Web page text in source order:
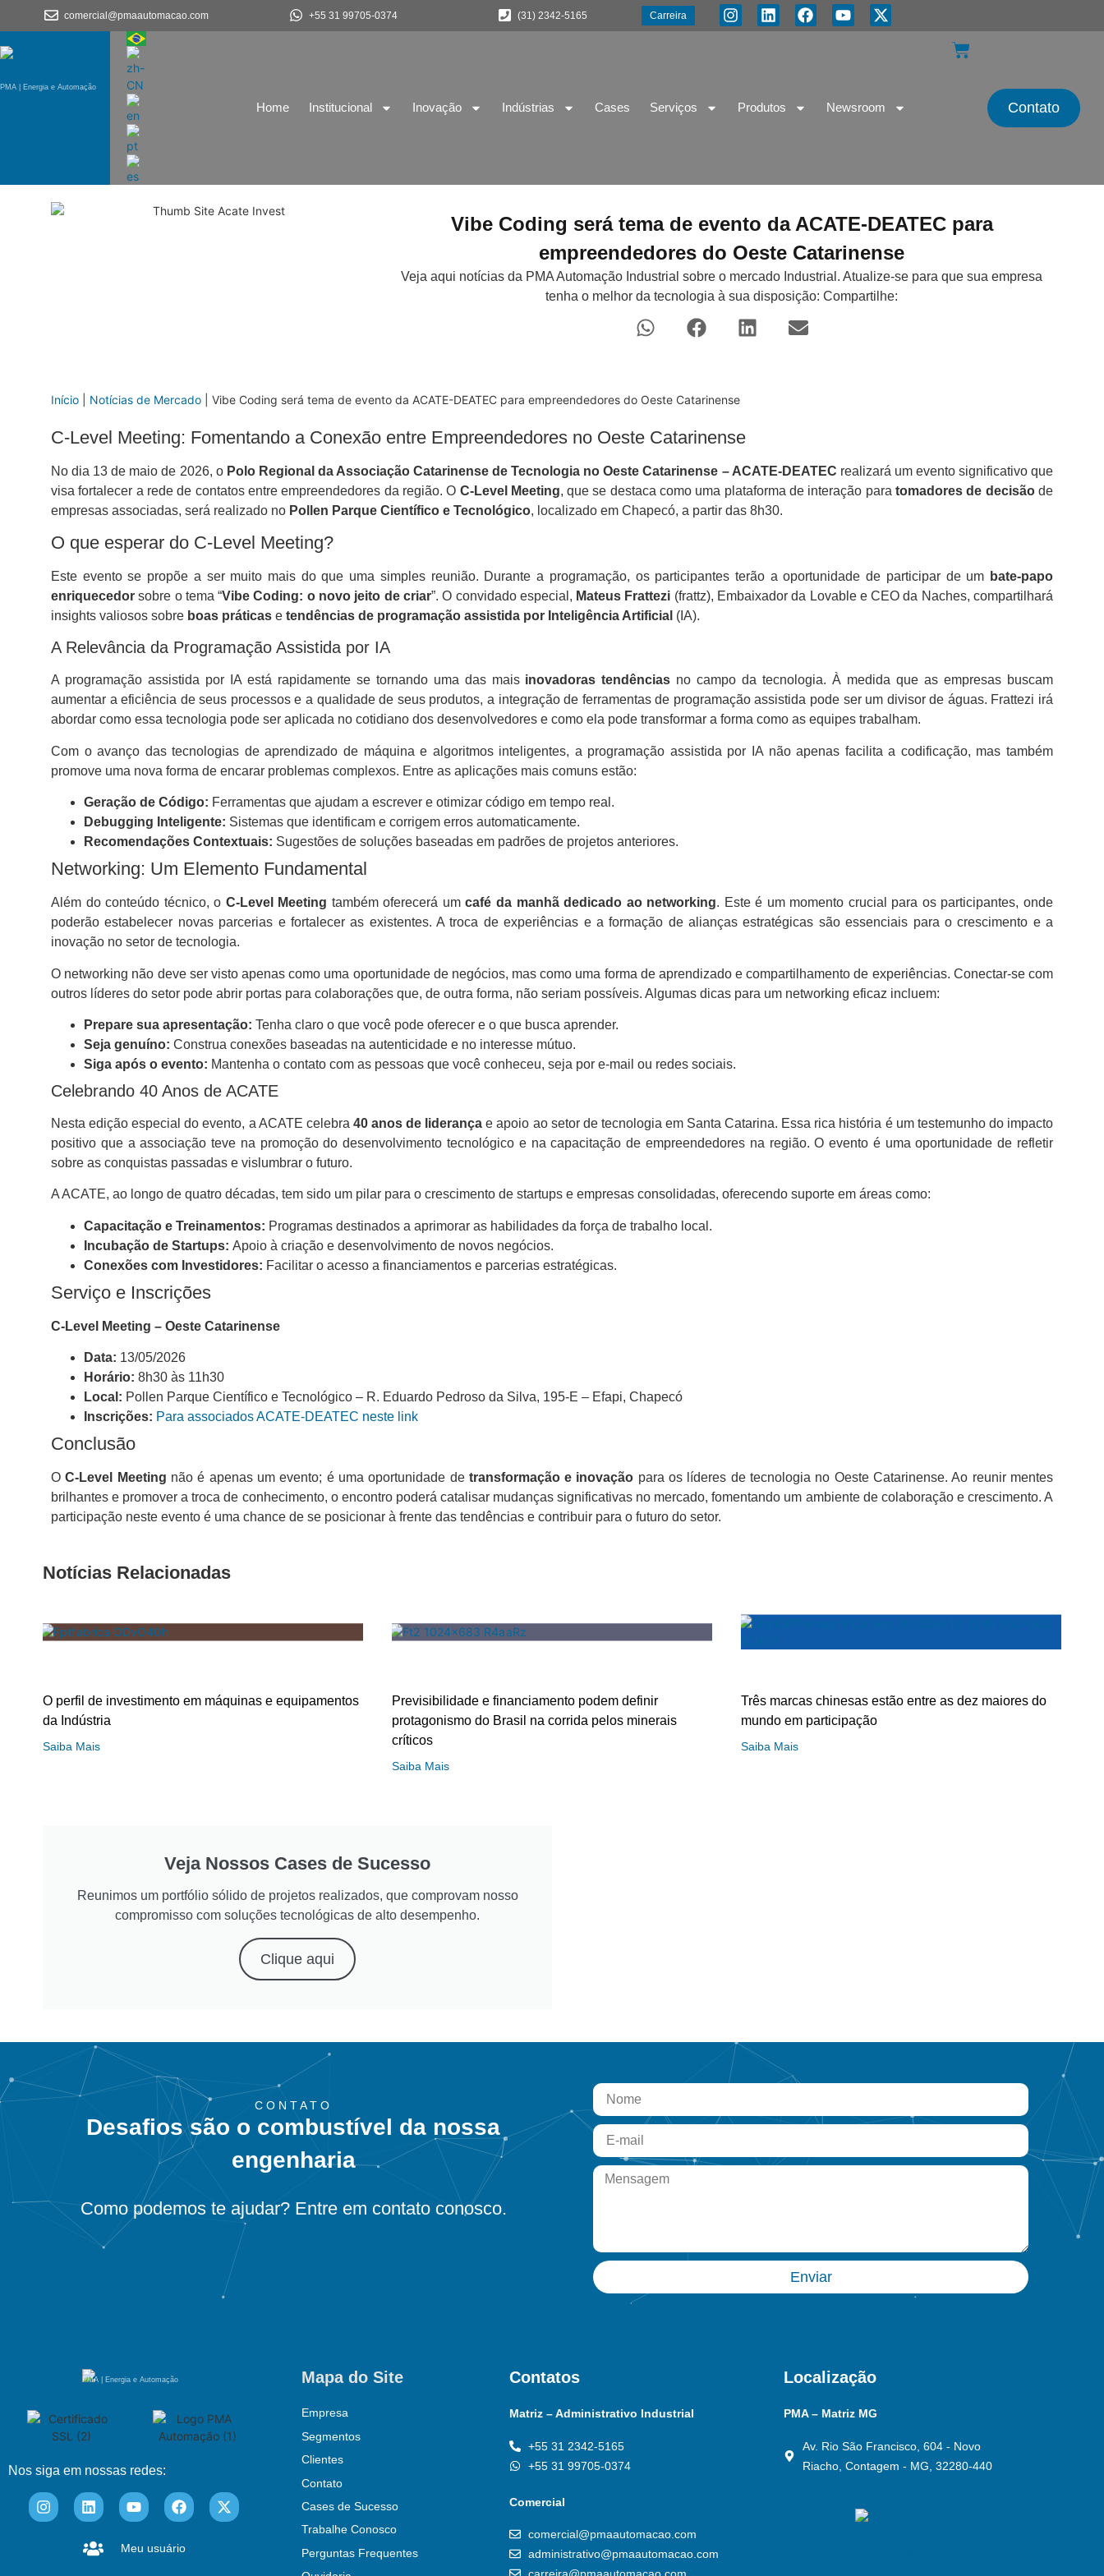
comercial@pmaautomacao.com +55 31 99705-0374 (31) 2342-5165 Carreira
PMA | Energia e Automação
Home Institucional Inovação Indústrias Cases Serviços Produtos Newsroom Contato
Vibe Coding será tema de evento da ACATE-DEATEC para
empreendedores do Oeste Catarinense
Veja aqui notícias da PMA Automação Industrial sobre o mercado Industrial. Atualize-se para que sua empresa
tenha o melhor da tecnologia à sua disposição: Compartilhe:
Início Notícias de Mercado Vibe Coding será tema de evento da ACATE-DEATEC para empreendedores do Oeste Catarinense
C-Level Meeting: Fomentando a Conexão entre Empreendedores no Oeste Catarinense
No dia 13 de maio de 2026, o Polo Regional da Associação Catarinense de Tecnologia no Oeste Catarinense – ACATE-DEATEC realizará um evento significativo que
visa fortalecer a rede de contatos entre empreendedores da região. O C-Level Meeting, que se destaca como uma plataforma de interação paratomadores de decisãode
empresas associadas, será realizado no Pollen Parque Científico e Tecnológico, localizado em Chapecó, a partir das 8h30.
O que esperar do C-Level Meeting?
Este evento se propõe a ser muito mais do que uma simples reunião. Durante a programação, os participantes terão a oportunidade de participar de um bate-papo
enriquecedor sobre o tema “Vibe Coding: o novo jeito de criar”. O convidado especial, Mateus Frattezi (frattz), Embaixador da Lovable e CEO da Naches, compartilhará
insights valiosos sobre boas práticas e tendências de programação assistida por Inteligência Artificial (IA).
A Relevância da Programação Assistida por IA
A programação assistida por IA está rapidamente se tornando uma das mais inovadoras tendências no campo da tecnologia. À medida que as empresas buscam
aumentar a eficiência de seus processos e a qualidade de seus produtos, a integração de ferramentas de programação assistida pode ser um divisor de águas. Frattezi irá
abordar como essa tecnologia pode ser aplicada no cotidiano dos desenvolvedores e como ela pode transformar a forma como as equipes trabalham.
Com o avanço das tecnologias de aprendizado de máquina e algoritmos inteligentes, a programação assistida por IA não apenas facilita a codificação, mas também
promove uma nova forma de encarar problemas complexos. Entre as aplicações mais comuns estão:
Geração de Código: Ferramentas que ajudam a escrever e otimizar código em tempo real.
Debugging Inteligente: Sistemas que identificam e corrigem erros automaticamente.
Recomendações Contextuais: Sugestões de soluções baseadas em padrões de projetos anteriores.
Networking: Um Elemento Fundamental
Além do conteúdo técnico, o C-Level Meeting também oferecerá umcafé da manhã dedicado ao networking. Este é um momento crucial para os participantes, onde
poderão estabelecer novas parcerias e fortalecer as existentes. A troca de experiências e a formação de alianças estratégicas são essenciais para o crescimento e a
inovação no setor de tecnologia.
O networking não deve ser visto apenas como uma oportunidade de negócios, mas como uma forma de aprendizado e compartilhamento de experiências. Conectar-se com
outros líderes do setor pode abrir portas para colaborações que, de outra forma, não seriam possíveis. Algumas dicas para um networking eficaz incluem:
Prepare sua apresentação: Tenha claro o que você pode oferecer e o que busca aprender.
Seja genuíno: Construa conexões baseadas na autenticidade e no interesse mútuo.
Siga após o evento: Mantenha o contato com as pessoas que você conheceu, seja por e-mail ou redes sociais.
Celebrando 40 Anos de ACATE
Nesta edição especial do evento, a ACATE celebra 40 anos de liderança e apoio ao setor de tecnologia em Santa Catarina. Essa rica história é um testemunho do impacto
positivo que a associação teve na promoção do desenvolvimento tecnológico e na capacitação de empreendedores na região. O evento é uma oportunidade de refletir
sobre as conquistas passadas e vislumbrar o futuro.
A ACATE, ao longo de quatro décadas, tem sido um pilar para o crescimento de startups e empresas consolidadas, oferecendo suporte em áreas como:
Capacitação e Treinamentos: Programas destinados a aprimorar as habilidades da força de trabalho local.
Incubação de Startups: Apoio à criação e desenvolvimento de novos negócios.
Conexões com Investidores: Facilitar o acesso a financiamentos e parcerias estratégicas.
Serviço e Inscrições
C-Level Meeting – Oeste Catarinense
Data: 13/05/2026
Horário: 8h30 às 11h30
Local: Pollen Parque Científico e Tecnológico – R. Eduardo Pedroso da Silva, 195-E – Efapi, Chapecó
Inscrições: Para associados ACATE-DEATEC neste link
Conclusão
OC-Level Meeting não é apenas um evento; é uma oportunidade de transformação e inovação para os líderes de tecnologia no Oeste Catarinense. Ao reunir mentes
brilhantes e promover a troca de conhecimento, o encontro poderá catalisar mudanças significativas no mercado, fomentando um ambiente de colaboração e crescimento. A
participação neste evento é uma chance de se posicionar à frente das tendências e contribuir para o futuro do setor.
Notícias Relacionadas
O perfil de investimento em máquinas e equipamentos
da Indústria
Saiba Mais
Previsibilidade e financiamento podem definir
protagonismo do Brasil na corrida pelos minerais
críticos
Saiba Mais
Três marcas chinesas estão entre as dez maiores do
mundo em participação
Saiba Mais
Veja Nossos Cases de Sucesso
Reunimos um portfólio sólido de projetos realizados, que comprovam nosso
compromisso com soluções tecnológicas de alto desempenho.
Clique aqui
CONTATO
Desafios são o combustível da nossa
engenharia
Como podemos te ajudar? Entre em contato conosco.
Enviar
PMA | Energia e Automação
Nos siga em nossas redes:
Meu usuário
Mapa do Site
Empresa
Segmentos
Clientes
Contato
Cases de Sucesso
Trabalhe Conosco
Perguntas Frequentes
Contatos
Matriz – Administrativo Industrial
+55 31 2342-5165
+55 31 99705-0374
Comercial
comercial@pmaautomacao.com
administrativo@pmaautomacao.com
Localização
PMA – Matriz MG
Av. Rio São Francisco, 604 - Novo
Riacho, Contagem - MG, 32280-440